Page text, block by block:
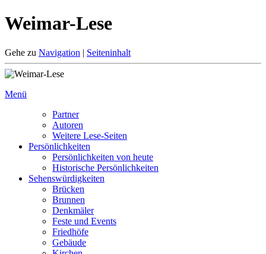
Weimar-Lese
Gehe zu Navigation | Seiteninhalt
Menü
Partner
Autoren
Weitere Lese-Seiten
Persönlichkeiten
Persönlichkeiten von heute
Historische Persönlichkeiten
Sehenswürdigkeiten
Brücken
Brunnen
Denkmäler
Feste und Events
Friedhöfe
Gebäude